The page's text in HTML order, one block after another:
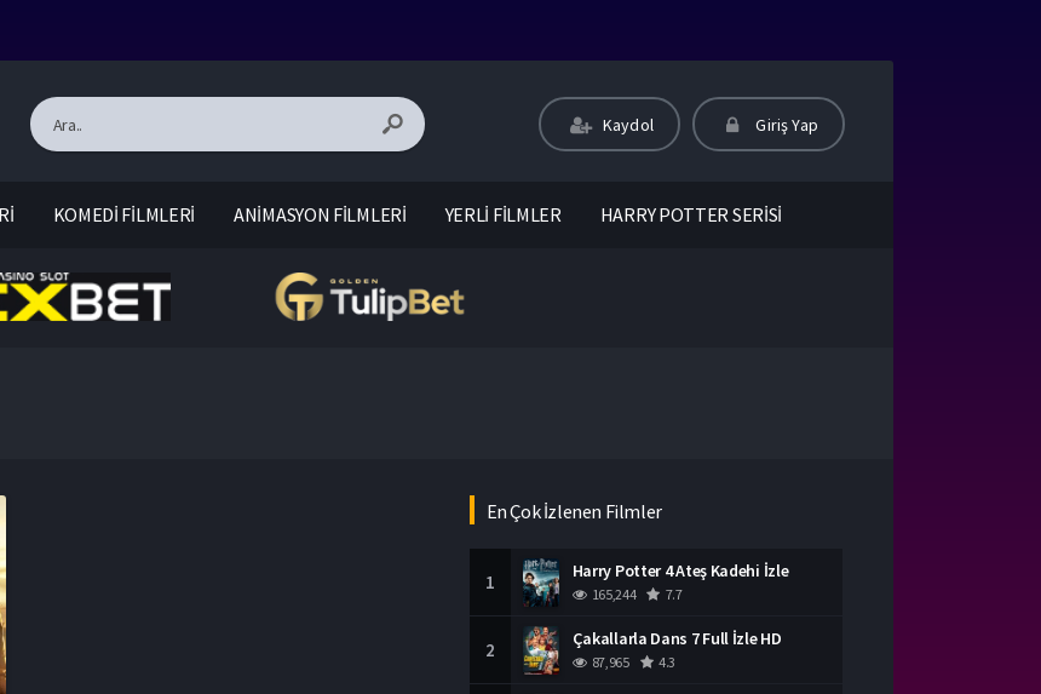
Kaydol Giriş Yap
KOMEDİ FİLMLERİ ANİMASYON FİLMLERİ YERLİ FİLMLER HARRY POTTER SERİSİ
En Çok İzlenen Filmler
1 Harry Potter 4 Ateş Kadehi İzle
165,244 7.7
2 Çakallarla Dans 7 Full İzle HD
87,965 4.3